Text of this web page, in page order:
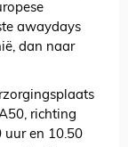
awaydays
dan naar
richting
uur en 10.50